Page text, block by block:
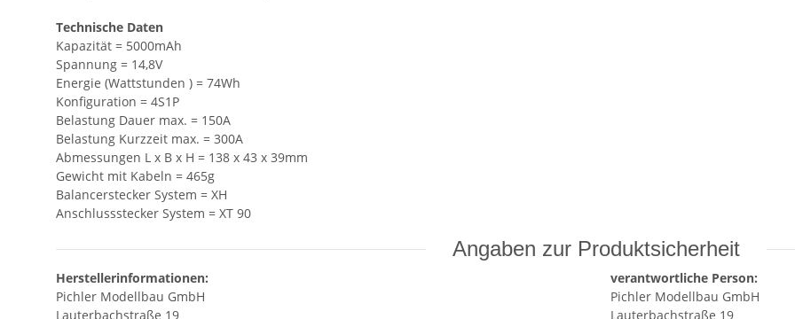
Technische Daten
Kapazität = 5000mAh
Spannung = 14,8V
Energie (Wattstunden ) = 74Wh
Konfiguration = 4S1P
Belastung Dauer max. = 150A
Belastung Kurzzeit max. = 300A
Abmessungen L x B x H = 138 x 43 x 39mm
Gewicht mit Kabeln = 465g
Balancerstecker System = XH
Anschlussstecker System = XT 90
Angaben zur Produktsicherheit
Herstellerinformationen:
Pichler Modellbau GmbH
Lauterbachstraße 19
verantwortliche Person:
Pichler Modellbau GmbH
Lauterbachstraße 19